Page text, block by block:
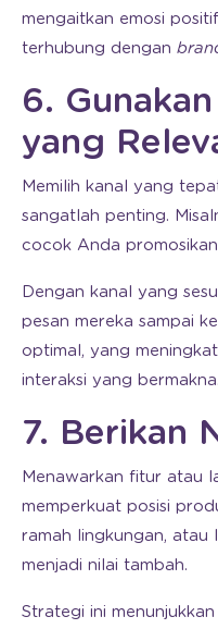
mengaitkan emosi
terhubung dengan
6.
yang
Memilih kanal yang
sangatlah penting.
cocok Anda
Dengan kanal yang
pesan mereka sampai
optimal, yang
interaksi yang bermakna.
7. Berikan
Menawarkan fitur atau
memperkuat posisi
ramah lingkungan, atau
menjadi nilai tambah.
Strategi ini